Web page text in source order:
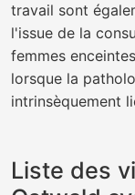
travail sont
l'issue de la
femmes
lorsque la
intrinsèquement
Liste des